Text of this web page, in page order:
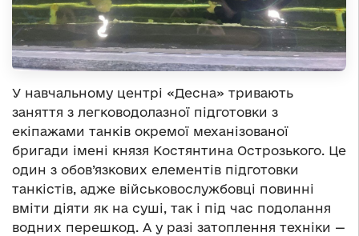
У навчальному центрі «Десна» тривають
заняття з легководолазної підготовки з
екіпажами танків окремої механізованої
бригади імені князя Костянтина Острозького. Це
один з обов’язкових елементів підготовки
танкістів, адже військовослужбовці повинні
вміти діяти як на суші, так і під час подолання
водних перешкод. А у разі затоплення техніки —